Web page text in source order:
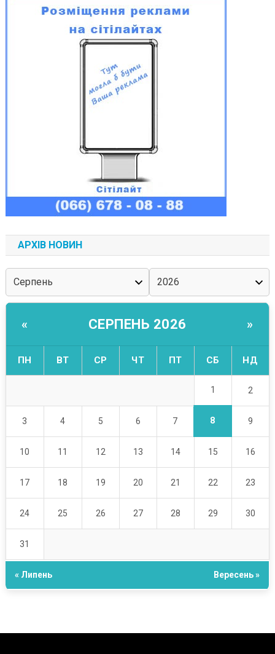
АРХІВ НОВИН
« СЕРПЕНЬ 2026 »
ПН ВТ СР ЧТ ПТ СБ НД
1 2
3 4 5 6 7 8 9
10 11 12 13 14 15 16
17 18 19 20 21 22 23
24 25 26 27 28 29 30
31
« Липень Вересень »